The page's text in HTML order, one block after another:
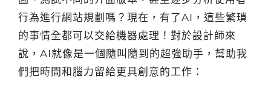
行為進行網站規劃嗎？現在，有了AI，這些繁瑣
的事情全都可以交給機器處理！對於設計師來
說，AI就像是一個隨叫隨到的超強助手，幫助我
們把時間和腦力留給更具創意的工作：